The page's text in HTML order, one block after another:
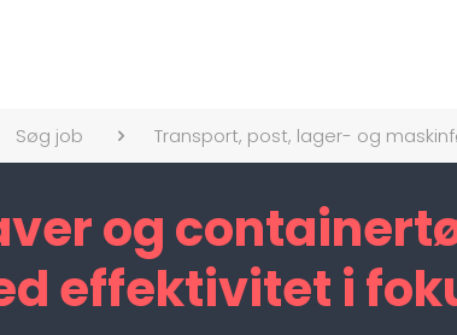
Søg job Transport, post, lager- og
og
effektivitet i